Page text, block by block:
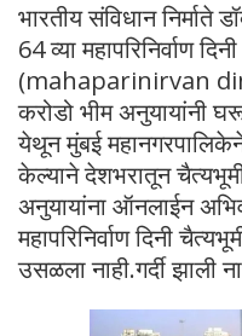
भारतीय संविधान निर्माते
64 व्या महापरिनिर्वाण
(mahaparinirvan din)
करोडो भीम अनुयायांनी
येथून मुंबई
केल्याने देशभरातून
अनुयायांना ऑनलाईन
महापरिनिर्वाण दिनी
उसळला नाही.गर्दी झाली